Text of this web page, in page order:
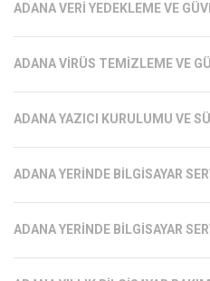
ADANA VERI YEDEKLEME VE
ADANA VIRÜS TEMIZLEME VE
ADANA YAZICI KURULUMU VE
ADANA YERINDE BILGISAYAR
ADANA YERINDE BILGISAYAR